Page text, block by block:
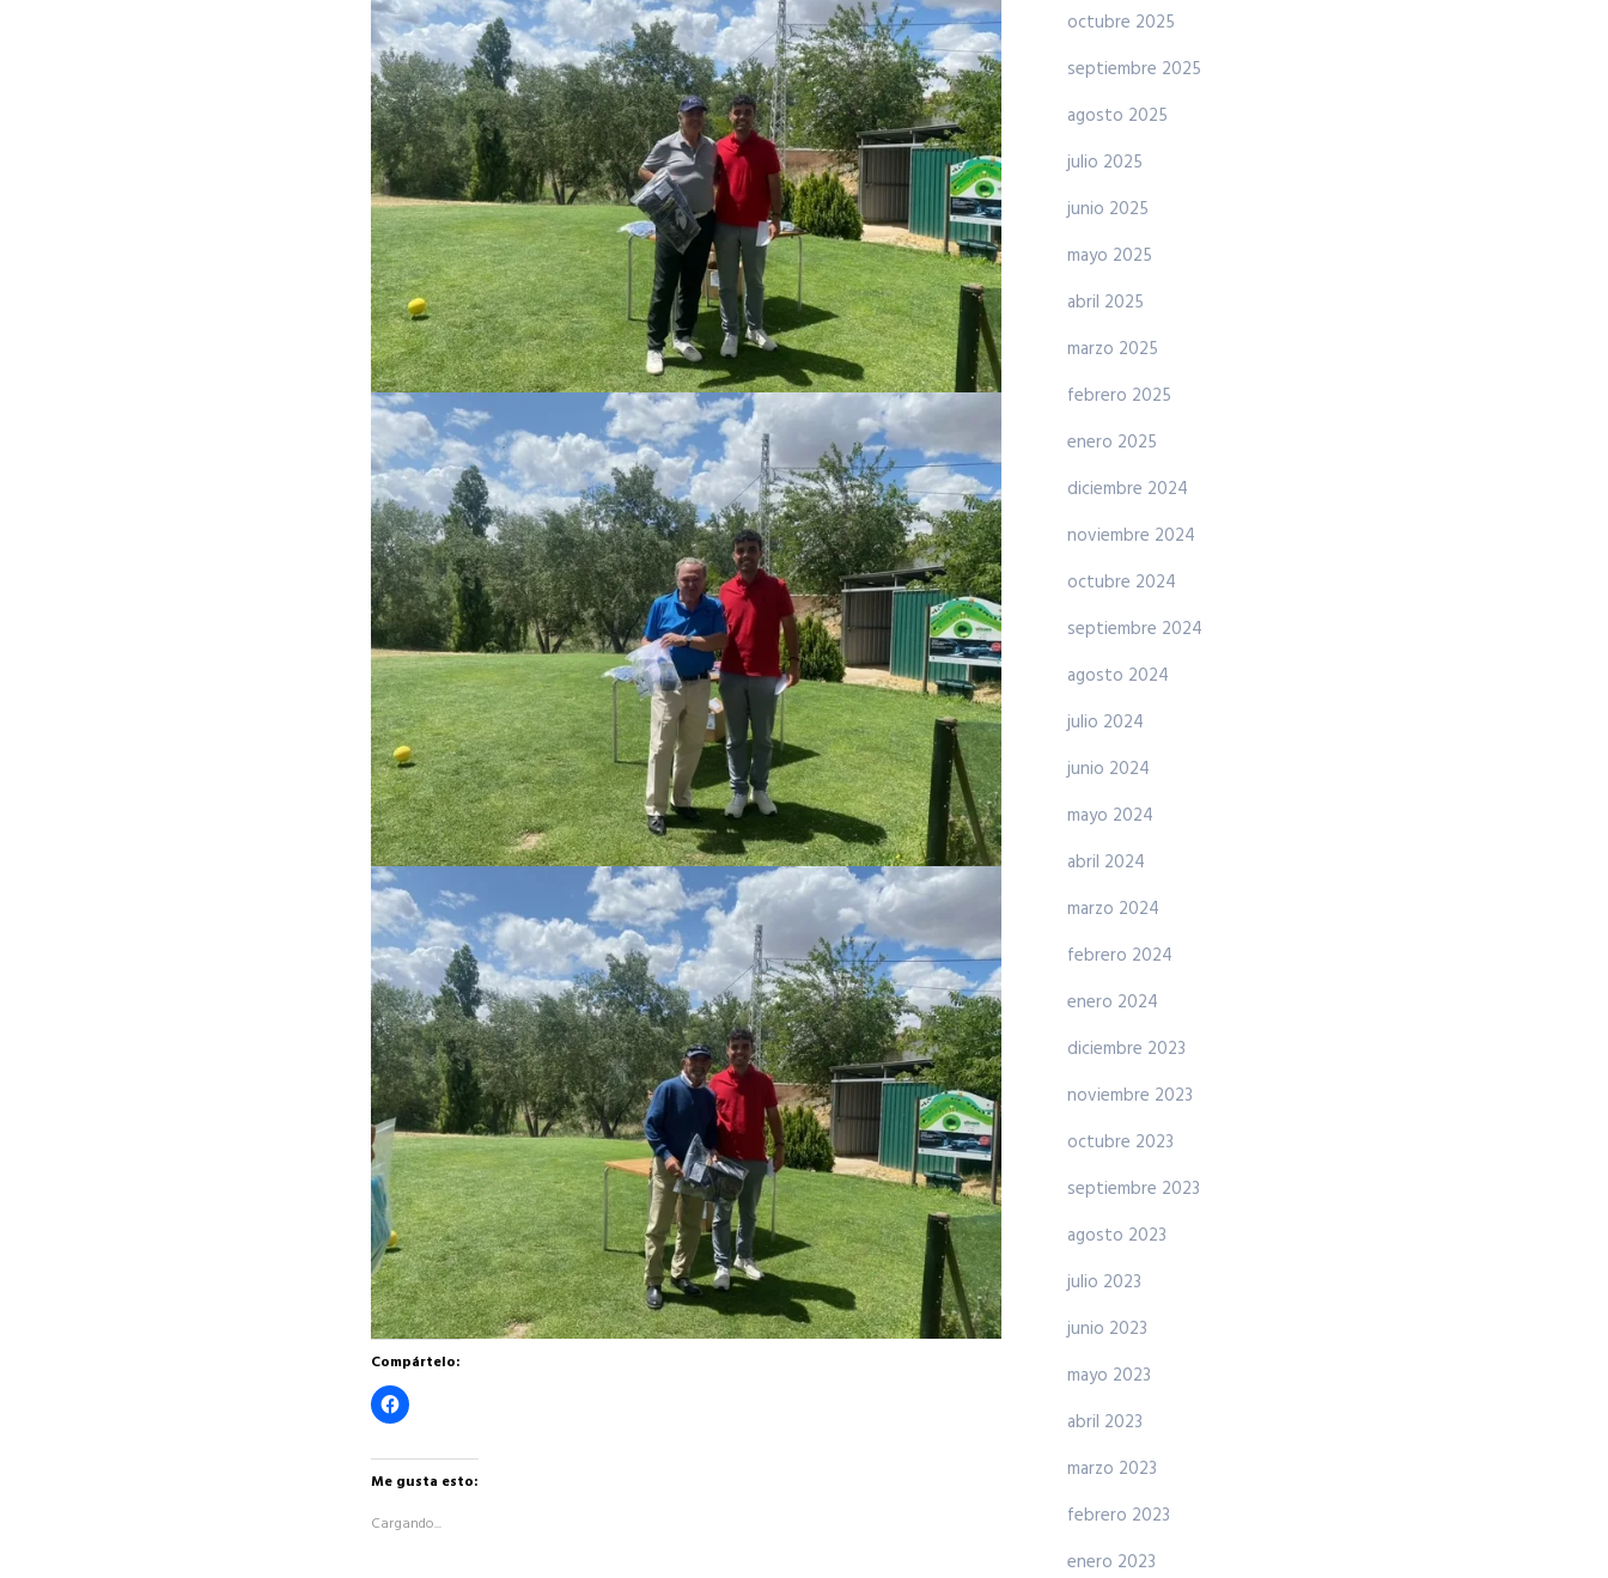
Compártelo:
Haz
clic
en
Facebook
(Se
en
Me gusta esto:
Cargando...
octubre 2025
septiembre 2025
agosto 2025
julio 2025
junio 2025
mayo 2025
abril 2025
marzo 2025
febrero 2025
enero 2025
diciembre 2024
noviembre 2024
octubre 2024
septiembre 2024
agosto 2024
julio 2024
junio 2024
mayo 2024
abril 2024
marzo 2024
febrero 2024
enero 2024
diciembre 2023
noviembre 2023
octubre 2023
septiembre 2023
agosto 2023
julio 2023
junio 2023
mayo 2023
abril 2023
marzo 2023
febrero 2023
enero 2023